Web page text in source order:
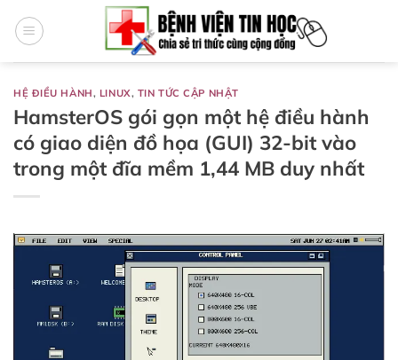
qua
HỆ ĐIỀU HÀNH, LINUX, TIN TỨC CẬP NHẬT
HamsterOS gói gọn một hệ điều hành
có giao diện đồ họa (GUI) 32-bit vào
trong một đĩa mềm 1,44 MB duy nhất